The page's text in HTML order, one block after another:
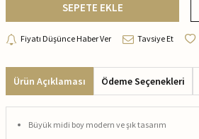
SEPETE EKLE
Fiyatı Düşünce Haber Ver Tavsiye Et
Ürün Açıklaması Ödeme Seçenekleri
Büyük midi boy modern ve şık tasarım